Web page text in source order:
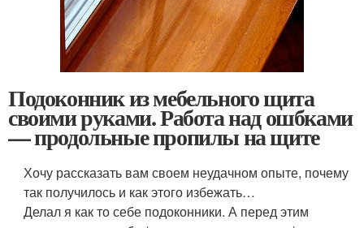
Подоконник из мебельного щита
своими руками. Работа над ошбками
— продольные пропилы на щите
Хочу рассказать вам своем неудачном опыте, почему
так получилось и как этого избежать…
Делал я как то себе подоконники. А перед этим